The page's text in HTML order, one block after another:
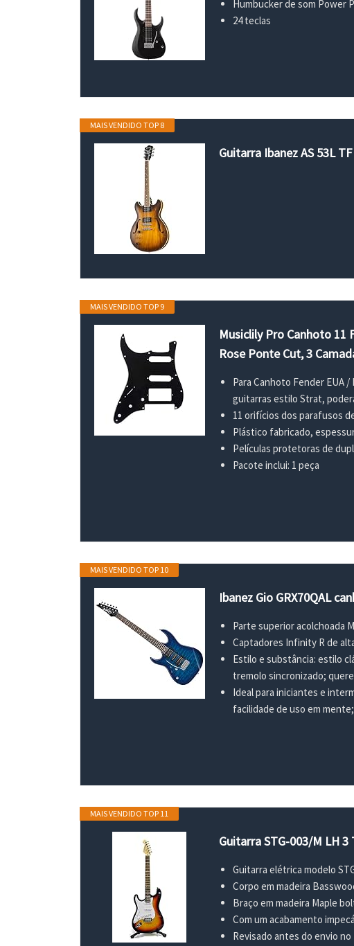
Humbucker de som Power
24 teclas
MAIS VENDIDO TOP 8
Guitarra Ibanez AS 53L
MAIS VENDIDO TOP 9
Musiclily Pro Canhoto 11
Rose Ponte Cut, 3
Para Canhoto Fender EUA
guitarras estilo Strat,
11 orifícios dos parafusos
Plástico fabricado,
Películas protetoras de
Pacote inclui: 1 peça
MAIS VENDIDO TOP 10
Ibanez Gio GRX70QAL
Parte superior acolchoada
Captadores Infinity R de
Estilo e substância: estilo
tremolo sincronizado;
Ideal para iniciantes e
facilidade de uso em
MAIS VENDIDO TOP 11
Guitarra STG-003/M LH
Guitarra elétrica modelo
Corpo em madeira
Braço em madeira Maple
Com um acabamento
Revisado antes do envio